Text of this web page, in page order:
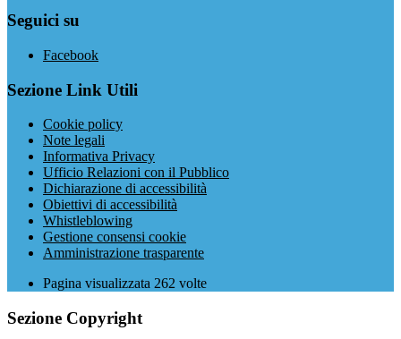
Seguici su
Facebook
Sezione Link Utili
Cookie policy
Note legali
Informativa Privacy
Ufficio Relazioni con il Pubblico
Dichiarazione di accessibilità
Obiettivi di accessibilità
Whistleblowing
Gestione consensi cookie
Amministrazione trasparente
Pagina visualizzata 262 volte
Sezione Copyright